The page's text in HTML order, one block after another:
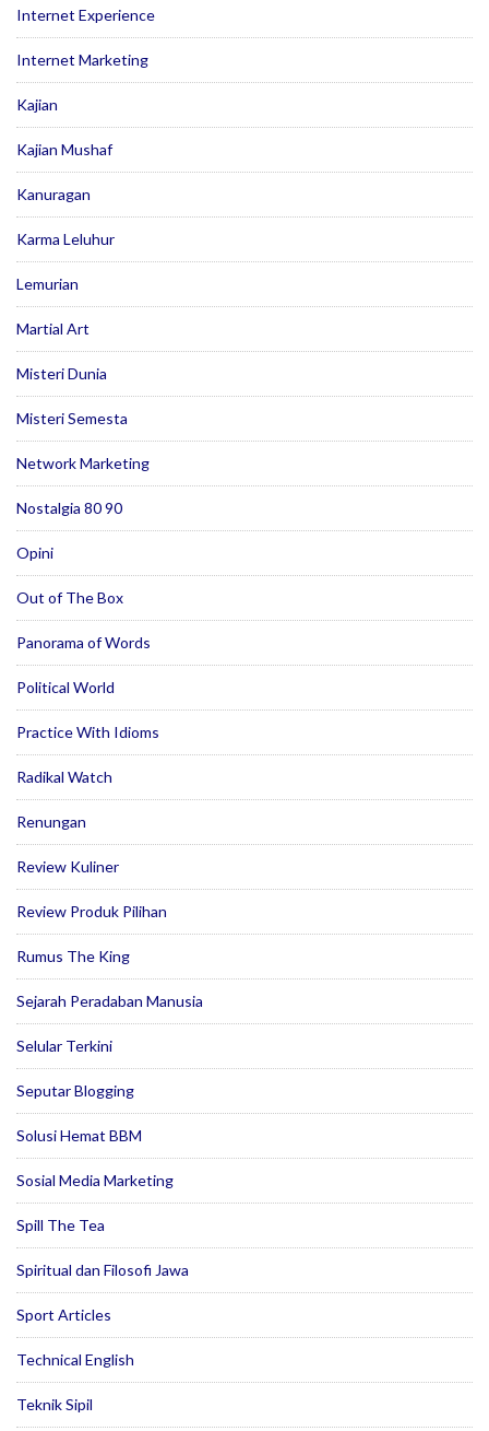
Internet Experience
Internet Marketing
Kajian
Kajian Mushaf
Kanuragan
Karma Leluhur
Lemurian
Martial Art
Misteri Dunia
Misteri Semesta
Network Marketing
Nostalgia 80 90
Opini
Out of The Box
Panorama of Words
Political World
Practice With Idioms
Radikal Watch
Renungan
Review Kuliner
Review Produk Pilihan
Rumus The King
Sejarah Peradaban Manusia
Selular Terkini
Seputar Blogging
Solusi Hemat BBM
Sosial Media Marketing
Spill The Tea
Spiritual dan Filosofi Jawa
Sport Articles
Technical English
Teknik Sipil